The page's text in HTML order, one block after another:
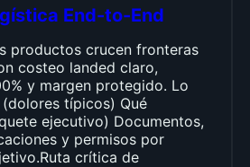
End-to-End
productos crucen fronteras
costeo landed claro,
y margen protegido. Lo
típicos) Qué
ejecutivo) Documentos,
y permisos por
crítica de